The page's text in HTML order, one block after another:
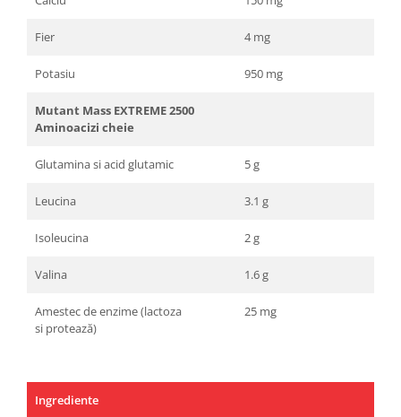
Fier 4 mg
Potasiu 950 mg
Mutant Mass EXTREME 2500
Aminoacizi cheie
Glutamina si acid glutamic 5 g
Leucina 3.1 g
Isoleucina 2 g
Valina 1.6 g
Amestec de enzime (lactoza
si protează)
25 mg
Ingrediente